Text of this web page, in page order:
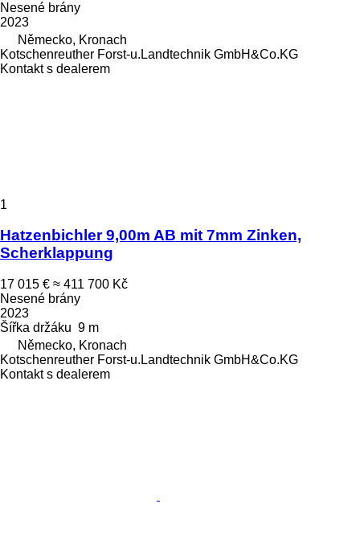
Nesené brány
2023
Německo, Kronach
Kotschenreuther Forst-u.Landtechnik GmbH&Co.KG
Kontakt s dealerem
1
Hatzenbichler 9,00m AB mit 7mm Zinken,
Scherklappung
17 015 € ≈ 411 700 Kč
Nesené brány
2023
Šířka držáku 9 m
Německo, Kronach
Kotschenreuther Forst-u.Landtechnik GmbH&Co.KG
Kontakt s dealerem